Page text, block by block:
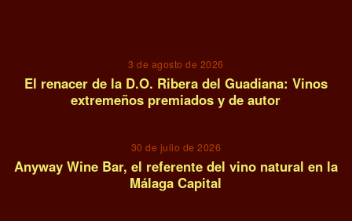
3 de agosto de 2026
El renacer de la D.O. Ribera del Guadiana: Vinos
extremeños premiados y de autor
30 de julio de 2026
Anyway Wine Bar, el referente del vino natural en la
Málaga Capital